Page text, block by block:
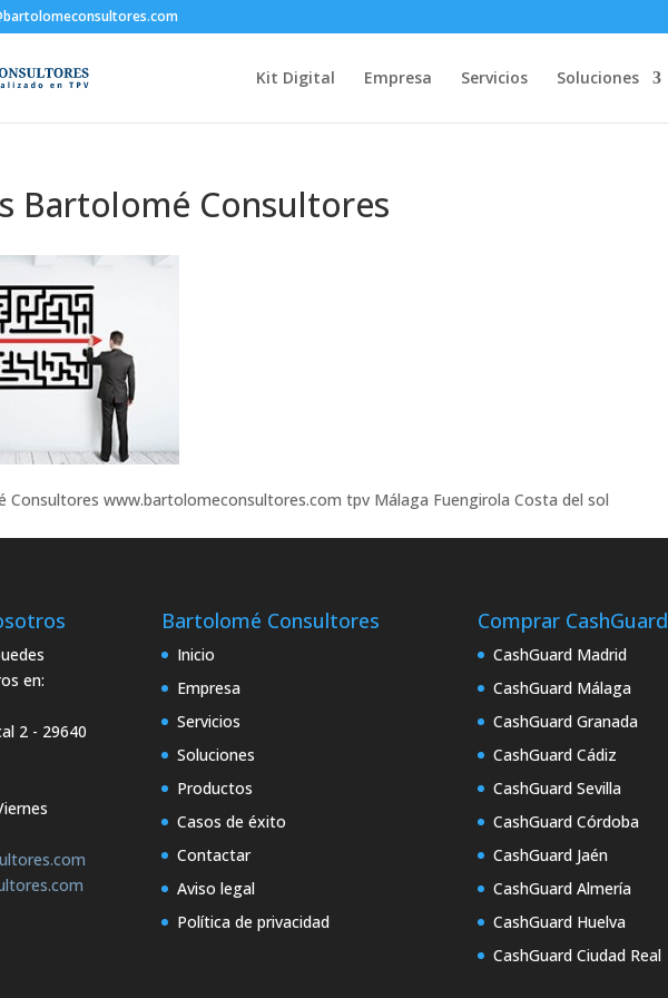
Kit Digital Empresa Servicios Soluciones
Bartolomé Consultores
Consultores www.bartolomeconsultores.com tpv Málaga Fuengirola Costa del sol
en:
2 - 29640
Bartolomé Consultores
Inicio
Empresa
Servicios
Soluciones
Productos
Casos de éxito
Contactar
Aviso legal
Política de privacidad
Comprar CashGuard
CashGuard Madrid
CashGuard Málaga
CashGuard Granada
CashGuard Cádiz
CashGuard Sevilla
CashGuard Córdoba
CashGuard Jaén
CashGuard Almería
CashGuard Huelva
CashGuard Ciudad Real